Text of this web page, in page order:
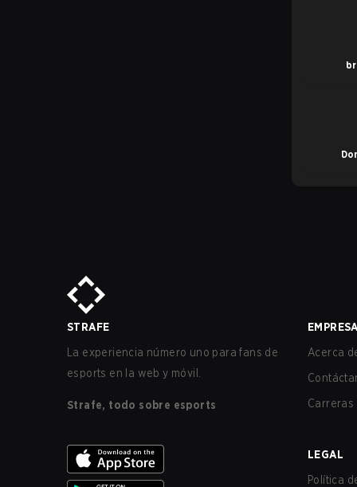
STRAFE
La experiencia número uno para fans de
esports en la web y móvil.
Strafe, todo sobre esports
Acerca
Carreras
LEGAL
Política